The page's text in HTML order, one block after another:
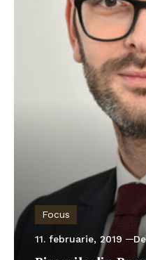
Focus
11. februarie, 2019